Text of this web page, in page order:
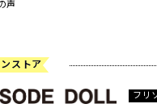
声
ストア
フリ